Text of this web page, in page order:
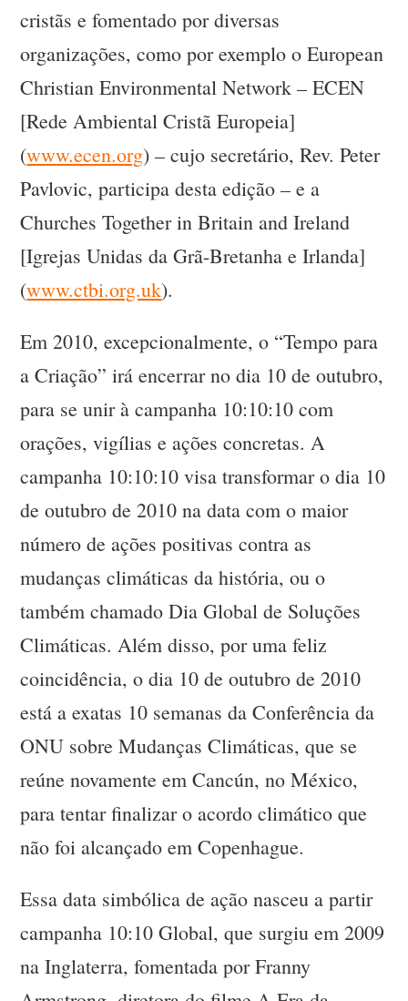
cristãs e fomentado por diversas
organizações, como por exemplo o European
Christian Environmental Network – ECEN
[Rede Ambiental Cristã Europeia]
(www.ecen.org) – cujo secretário, Rev. Peter
Pavlovic, participa desta edição – e a
Churches Together in Britain and Ireland
[Igrejas Unidas da Grã-Bretanha e Irlanda]
(www.ctbi.org.uk).
Em 2010, excepcionalmente, o “Tempo para
a Criação” irá encerrar no dia 10 de outubro,
para se unir à campanha 10:10:10 com
orações, vigílias e ações concretas. A
campanha 10:10:10 visa transformar o dia 10
de outubro de 2010 na data com o maior
número de ações positivas contra as
mudanças climáticas da história, ou o
também chamado Dia Global de Soluções
Climáticas. Além disso, por uma feliz
coincidência, o dia 10 de outubro de 2010
está a exatas 10 semanas da Conferência da
ONU sobre Mudanças Climáticas, que se
reúne novamente em Cancún, no México,
para tentar finalizar o acordo climático que
não foi alcançado em Copenhague.
Essa data simbólica de ação nasceu a partir
campanha 10:10 Global, que surgiu em 2009
na Inglaterra, fomentada por Franny